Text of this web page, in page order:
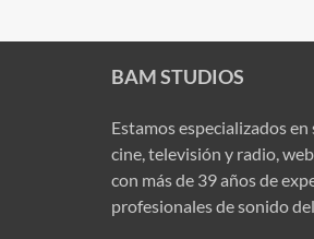
BAM STUDIOS
Estamos especializados
cine, televisión y radio,
con más de 39 años de
profesionales de sonido